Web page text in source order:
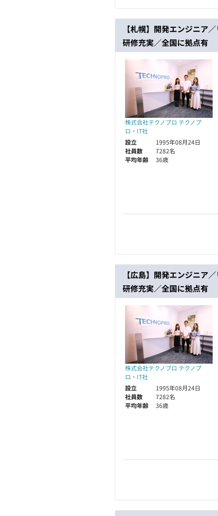
【札幌】開発エンジニア
研修充実／全国に拠点有
株式会社テクノプロ テクノプ
ロ・IT社
設立
1995年08月24日
社員数
7282名
平均年齢
36歳
【広島】開発エンジニア
研修充実／全国に拠点有
株式会社テクノプロ テクノプ
ロ・IT社
設立
1995年08月24日
社員数
7282名
平均年齢
36歳